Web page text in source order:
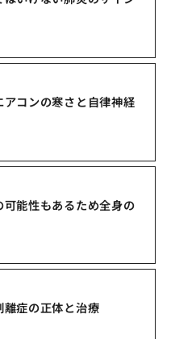
コンの寒さと自律神経
能性もあるため全身の
症の正体と治療